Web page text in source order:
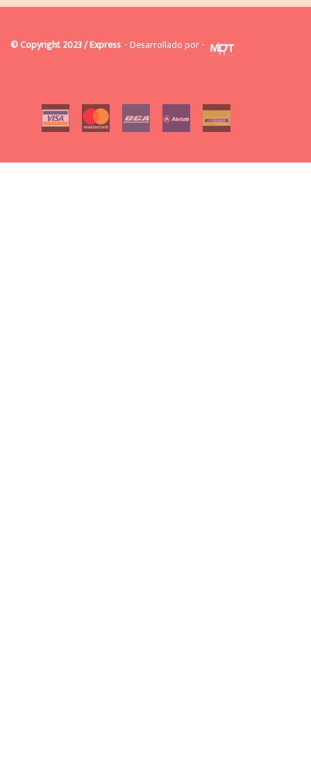
© Copyright 2023 / Express - Desarrollado por -